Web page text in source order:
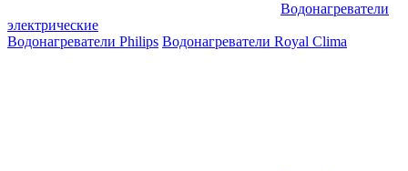
Водонагреватели
электрические
Водонагреватели Philips Водонагреватели Royal Clima